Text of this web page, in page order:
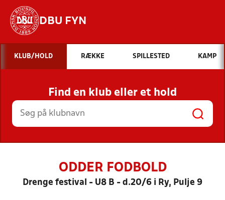
DBU FYN
Hvad vil du søge efter?
INDHOLD OG NYHEDER
STILLINGER, RESULTATER, KLUBBER OG
HOLD
KLUB/HOLD RÆKKE SPILLESTED KAMP
Find en klub eller et hold
ODDER FODBOLD
Drenge festival - U8 B - d.20/6 i Ry, Pulje 9